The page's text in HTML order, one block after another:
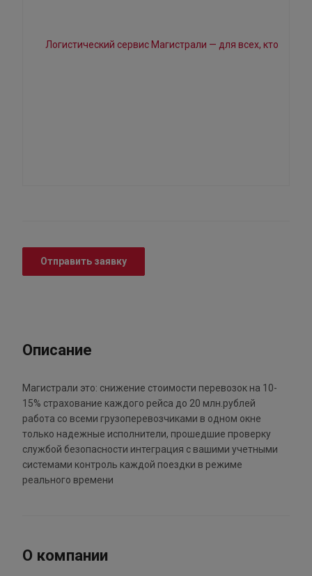
Отправить заявку
Описание
Магистрали это: снижение стоимости перевозок на 10-
15% страхование каждого рейса до 20 млн.рублей
работа со всеми грузоперевозчиками в одном окне
только надежные исполнители, прошедшие проверку
службой безопасности интеграция с вашими учетными
системами контроль каждой поездки в режиме
реального времени
О компании